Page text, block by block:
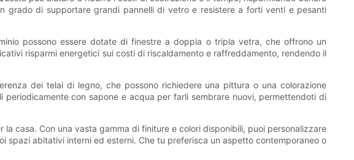
grado di supportare grandi pannelli di vetro e resistere a forti venti e pesanti
possono essere dotate di finestre a doppia o tripla vetra, che offrono un
risparmi energetici sui costi di riscaldamento e raffreddamento, rendendo il
dei telai di legno, che possono richiedere una pittura o una colorazione
con sapone e acqua per farli sembrare nuovi, permettendoti di
casa. Con una vasta gamma di finiture e colori disponibili, puoi personalizzare
spazi abitativi interni ed esterni. Che tu preferisca un aspetto contemporaneo o